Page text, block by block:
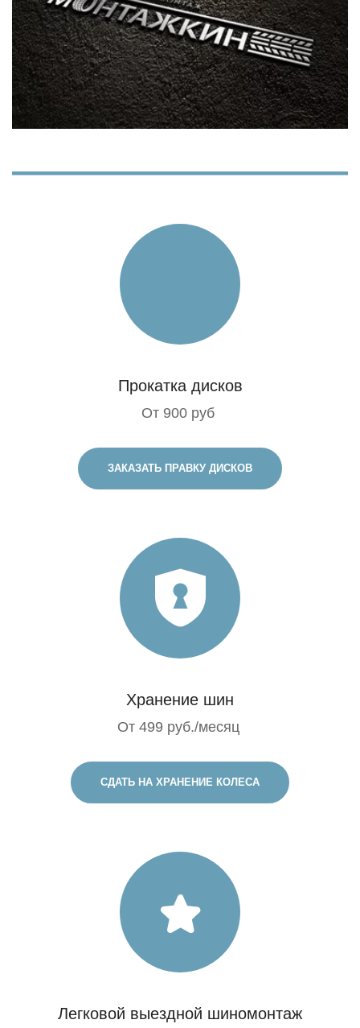
Прокатка дисков
От 900 руб
ЗАКАЗАТЬ ПРАВКУ ДИСКОВ
Хранение шин
От 499 руб./месяц
СДАТЬ НА ХРАНЕНИЕ КОЛЕСА
Легковой выездной шиномонтаж